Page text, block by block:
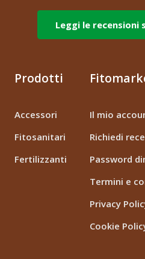
Leggi le recensioni
Prodotti
Accessori
Fitosanitari
Fertilizzanti
Il mio
Richiedi
Password
Termini e
Privacy
Cookie